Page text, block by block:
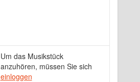
Um das Musikstück
anzuhören, müssen Sie sich
einloggen